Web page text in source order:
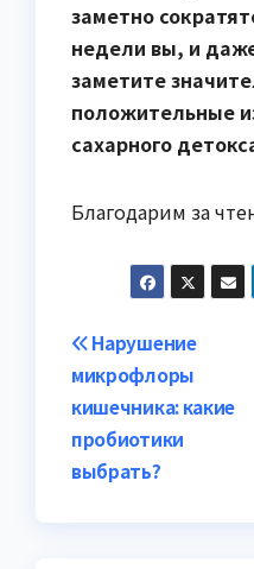
заметно
недели вы, и
заметите
положительные
сахарного
Благодарим за
по
записям
Нарушение
микрофлоры
кишечника: какие
пробиотики
выбрать?